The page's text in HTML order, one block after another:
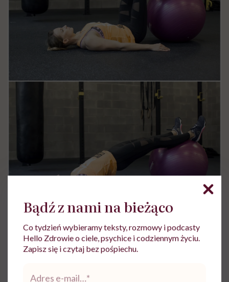
Połóż się na ziemi i dociśnij odcinek lędźwiowy do
na piłce. Następnie, napinając mocno
Bądź z nami na bieżąco
Co tydzień wybieramy teksty, rozmowy i podcasty
Hello Zdrowie o ciele, psychice i codziennym życiu.
Zapisz się i czytaj bez pośpiechu.